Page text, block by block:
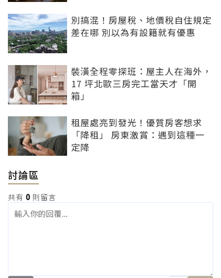
別搞混！房屋稅、地價稅自住規定
差在哪 別以為有設籍就有優惠
裝潢全程零探班：屋主人在海外，
17 坪北歐三房完工當天才「開
箱」
租屋處亮到發光！優質房客想求
「降租」 房東激賞：遇到這種一
定降
討論區
共有 0 則留言